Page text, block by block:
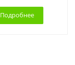
Подробнее